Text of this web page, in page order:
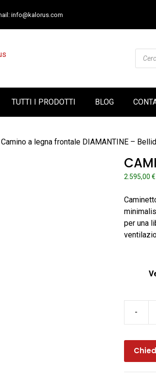
info@kalorus.com
TUTTI I PRODOTTI BLOG
a legna frontale DIAMANTINE –
2.595,00 €
per una
legna
frontale